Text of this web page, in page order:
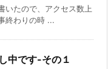
いたので、アクセス数上
終わりの時 ...
中です-その１